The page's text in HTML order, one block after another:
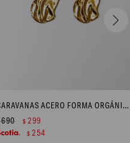
CARAVANAS ACERO FORMA ORGÁNICA - DORADO
690 $ 299
$ 254